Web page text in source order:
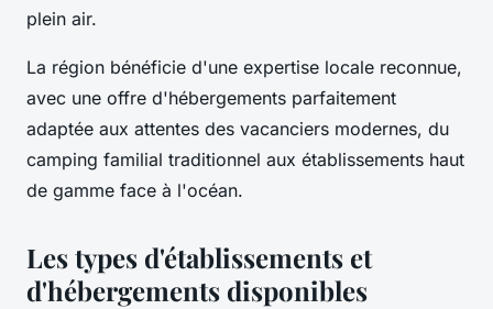
plein air.
La région bénéficie d'une expertise locale reconnue,
avec une offre d'hébergements parfaitement
adaptée aux attentes des vacanciers modernes, du
camping familial traditionnel aux établissements haut
de gamme face à l'océan.
Les types d'établissements et
d'hébergements disponibles